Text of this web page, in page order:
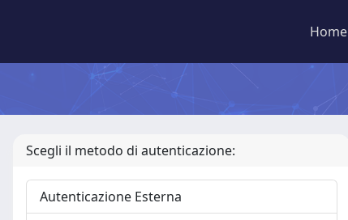
Home
Scegli il metodo di autenticazione:
Autenticazione Esterna